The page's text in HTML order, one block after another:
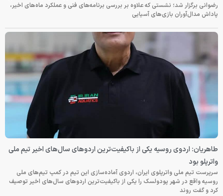
رضوانی برگزار شد؛ نشستی که علاوه بر بررسی برنامه‌های فنی و عملکرد ماه‌های اخیر،
پاداش مدال‌آوران بازی‌های آسیایی
طاهریان: اردوی روسیه یکی از باکیفیت‌ترین اردوهای سال‌های اخیر تیم ملی
واترپلو بود
سرپرست تیم ملی واترپلوی ایران، اردوی آماده‌سازی این تیم در کمپ تیم‌های ملی
روسیه واقع در شهر پودولسک را یکی از باکیفیت‌ترین اردوهای سال‌های اخیر توصیف
کرد و گفت روند